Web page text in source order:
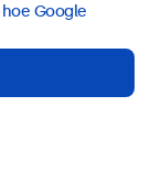
hoe Google